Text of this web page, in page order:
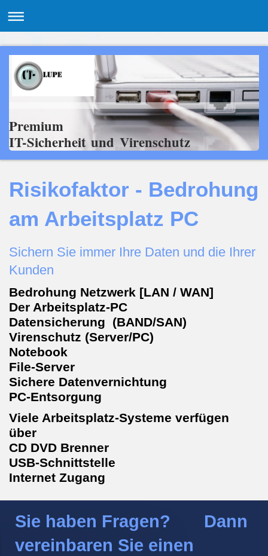
Premium
IT-Sicherheit und Virenschutz
Risikofaktor - Bedrohung
am Arbeitsplatz PC
Sichern Sie immer Ihre Daten und die Ihrer
Kunden
Bedrohung Netzwerk [LAN / WAN]
Der Arbeitsplatz-PC
Datensicherung (BAND/SAN)
Virenschutz (Server/PC)
Notebook
File-Server
Sichere Datenvernichtung
PC-Entsorgung
Viele Arbeitsplatz-Systeme verfügen
über
CD DVD Brenner
USB-Schnittstelle
Internet Zugang
Sie haben Fragen? Dann
vereinbaren Sie einen